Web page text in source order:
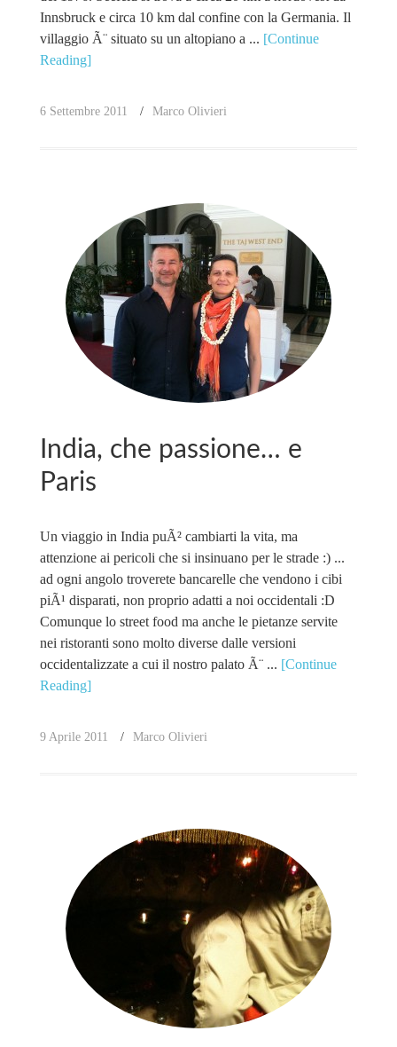
Innsbruck e circa 10 km dal confine con la Germania. Il
villaggio Ã¨ situato su un altopiano a ... [Continue
Reading]
6 Settembre 2011 Marco Olivieri
India, che passione… e
Paris
Un viaggio in India puÃ² cambiarti la vita, ma
attenzione ai pericoli che si insinuano per le strade :) ...
ad ogni angolo troverete bancarelle che vendono i cibi
piÃ¹ disparati, non proprio adatti a noi occidentali :D
Comunque lo street food ma anche le pietanze servite
nei ristoranti sono molto diverse dalle versioni
occidentalizzate a cui il nostro palato Ã¨ ... [Continue
Reading]
9 Aprile 2011 Marco Olivieri